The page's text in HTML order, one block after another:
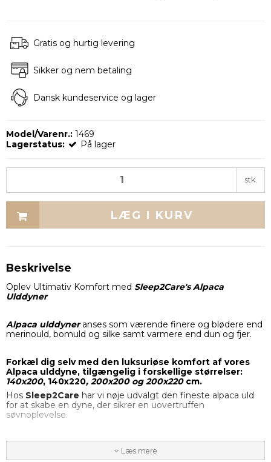
Gratis og hurtig levering
Sikker og nem betaling
Dansk kundeservice og lager
Model/Varenr.: 1469
Lagerstatus:
På lager
stk.
LÆG I KURV
Beskrivelse
Oplev Ultimativ Komfort med Sleep2Care's Alpaca
Ulddyner
Alpaca ulddyner anses som værende finere og blødere end
merinould, bomuld og silke samt varmere end dun og fjer.
Forkæl dig selv med den luksuriøse komfort af vores
Alpaca ulddyne, tilgængelig i forskellige størrelser:
140x200, 140x220, 200x200 og200x220 cm.
Hos Sleep2Care har vi nøje udvalgt den fineste alpaca uld
for at skabe en dyne, der sikrer en uovertruffen
søvnoplevelse.
Hvorfor vælge en Alpaca ulddyne fra Sleep2Care?
Utrolig blødhed og let vægt: Vores Alpaca ulddyne er
Læs mere